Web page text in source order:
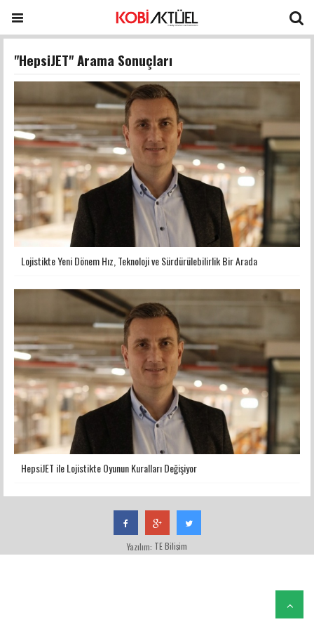
"HepsiJET" Arama Sonuçları
Lojistikte Yeni Dönem Hız, Teknoloji ve Sürdürülebilirlik Bir Arada
HepsiJET ile Lojistikte Oyunun Kuralları Değişiyor
Yazılım: TE Bilişim